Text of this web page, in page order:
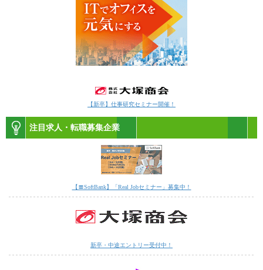
【新卒】仕事研究セミナー開催！
注目求人・転職募集企業
【〓SoftBank】「Real Jobセミナー」募集中！
新卒・中途エントリー受付中！